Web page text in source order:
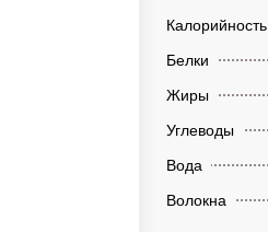
Калорийность
Белки
Жиры
Углеводы
Вода
Волокна